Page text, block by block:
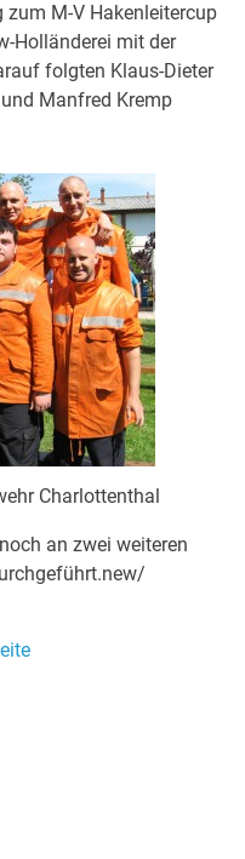
zum M-V Hakenleitercup
Holländerei mit der
folgten Klaus-Dieter
Manfred Kremp
Charlottenthal
an zwei weiteren